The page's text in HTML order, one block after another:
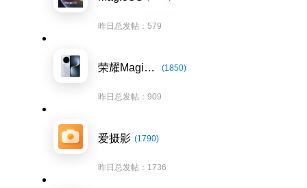
昨日总发帖：579
荣耀Magic7系列 (1850)
昨日总发帖：909
爱摄影 (1790)
昨日总发帖：1736